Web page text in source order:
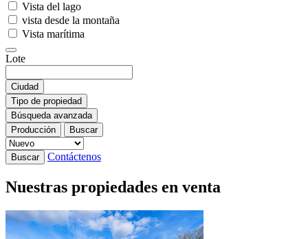
Vista del lago
vista desde la montaña
Vista marítima
Lote
Ciudad
Tipo de propiedad
Búsqueda avanzada
Producción
Buscar
Buscar Contáctenos
Nuestras propiedades en venta